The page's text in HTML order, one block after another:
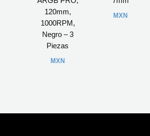
120mm,
1000RPM,
Negro – 3
Piezas
MXN
MXN